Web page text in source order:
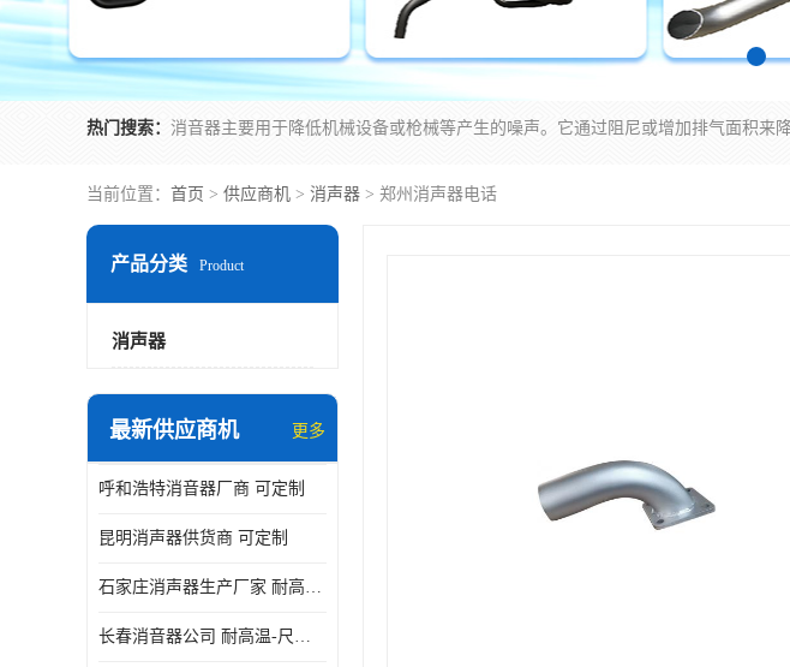
热门搜索：
当前位置： 首页 > 供应商机 > 消声器 > 郑州消声器电话
产品分类 Product
消声器
最新供应商机 更多
呼和浩特消音器厂商 可定制
昆明消声器供货商 可定制
石家庄消声器生产厂家 耐高温-尺寸可定制
长春消音器公司 耐高温-尺寸可定制